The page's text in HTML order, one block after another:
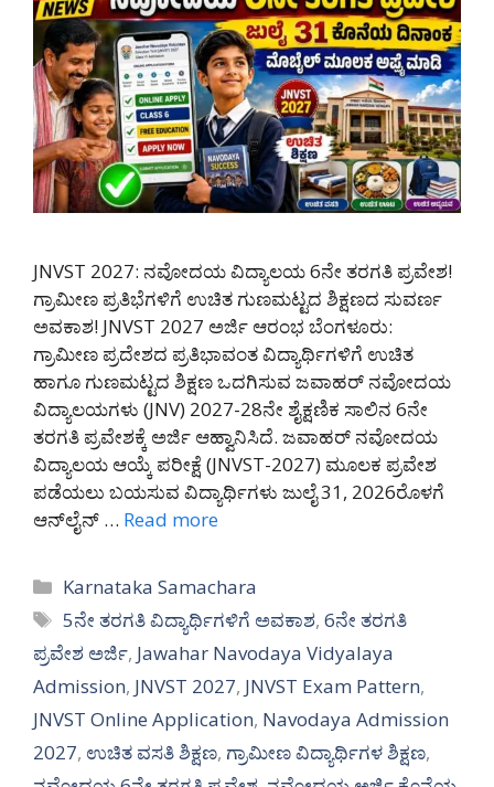
JNVST 2027: ನವೋದಯ ವಿದ್ಯಾಲಯ 6ನೇ ತರಗತಿ ಪ್ರವೇಶ!
ಗ್ರಾಮೀಣ ಪ್ರತಿಭೆಗಳಿಗೆ ಉಚಿತ ಗುಣಮಟ್ಟದ ಶಿಕ್ಷಣದ ಸುವರ್ಣ
ಅವಕಾಶ! JNVST 2027 ಅರ್ಜಿ ಆರಂಭ ಬೆಂಗಳೂರು:
ಗ್ರಾಮೀಣ ಪ್ರದೇಶದ ಪ್ರತಿಭಾವಂತ ವಿದ್ಯಾರ್ಥಿಗಳಿಗೆ ಉಚಿತ
ಹಾಗೂ ಗುಣಮಟ್ಟದ ಶಿಕ್ಷಣ ಒದಗಿಸುವ ಜವಾಹರ್ ನವೋದಯ
ವಿದ್ಯಾಲಯಗಳು (JNV) 2027-28ನೇ ಶೈಕ್ಷಣಿಕ ಸಾಲಿನ 6ನೇ
ತರಗತಿ ಪ್ರವೇಶಕ್ಕೆ ಅರ್ಜಿ ಆಹ್ವಾನಿಸಿದೆ. ಜವಾಹರ್ ನವೋದಯ
ವಿದ್ಯಾಲಯ ಆಯ್ಕೆ ಪರೀಕ್ಷೆ (JNVST-2027) ಮೂಲಕ ಪ್ರವೇಶ
ಪಡೆಯಲು ಬಯಸುವ ವಿದ್ಯಾರ್ಥಿಗಳು ಜುಲೈ 31, 2026ರೊಳಗೆ
ಆನ್‌ಲೈನ್ … Read more
Categories
Karnataka Samachara
Tags
5ನೇ ತರಗತಿ ವಿದ್ಯಾರ್ಥಿಗಳಿಗೆ ಅವಕಾಶ,6ನೇ ತರಗತಿ
ಪ್ರವೇಶ ಅರ್ಜಿ, Jawahar Navodaya Vidyalaya
Admission, JNVST 2027, JNVST Exam Pattern,
JNVST Online Application, Navodaya Admission
2027, ಉಚಿತ ವಸತಿ ಶಿಕ್ಷಣ, ಗ್ರಾಮೀಣ ವಿದ್ಯಾರ್ಥಿಗಳ ಶಿಕ್ಷಣ,